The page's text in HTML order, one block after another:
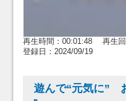
再生時間：00:01:48 再生
登録日：2024/09/19
遊んで“元気に”